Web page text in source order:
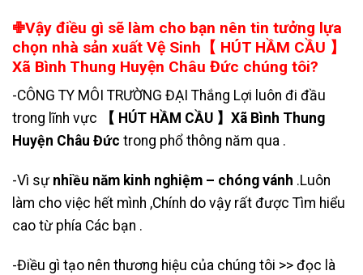
✙Vậy điều gì sẽ làm cho bạn nên tin tưởng lựa
chọn nhà sản xuất Vệ Sinh【 HÚT HẦM CẦU 】
Xã Bình Thung Huyện Châu Đức chúng tôi?
-CÔNG TY MÔI TRƯỜNG ĐẠI Thắng Lợi luôn đi đầu
trong lĩnh vực
【 HÚT HẦM CẦU 】Xã Bình Thung
Huyện Châu Đức trong phổ thông năm qua .
-Vì sự nhiều năm kinh nghiệm – chóng vánh .Luôn
làm cho việc hết mình ,Chính do vậy rất được Tìm hiểu
cao từ phía Các bạn .
-Điều gì tạo nên thương hiệu của chúng tôi >> đọc là